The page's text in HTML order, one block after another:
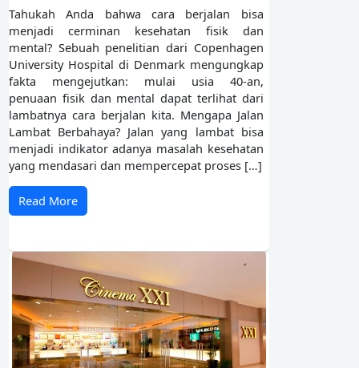
Tahukah Anda bahwa cara berjalan bisa
menjadi cerminan kesehatan fisik dan
mental? Sebuah penelitian dari Copenhagen
University Hospital di Denmark mengungkap
fakta mengejutkan: mulai usia 40-an,
penuaan fisik dan mental dapat terlihat dari
lambatnya cara berjalan kita. Mengapa Jalan
Lambat Berbahaya? Jalan yang lambat bisa
menjadi indikator adanya masalah kesehatan
yang mendasari dan mempercepat proses […]
Read More